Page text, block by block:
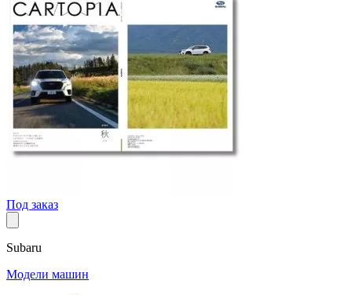
Под заказ
Subaru
Модели машин